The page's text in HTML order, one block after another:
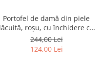
Portofel de damă din piele
lăcuită, roșu, cu închidere cu
capsă - Rovicky PTR-RH-22-1-
RS RED
244,00 Lei
124,00 Lei